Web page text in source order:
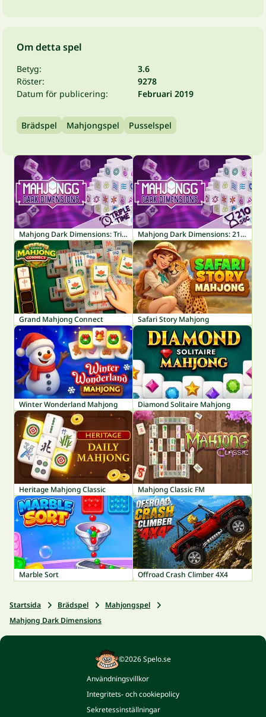
Om detta spel
Betyg:
3.6
Röster:
9278
Datum för publicering:
Februari 2019
Brädspel Mahjongspel Pusselspel
Mahjong Dark Dimensions: Triple Time Mahjong Dark Dimensions: 210 seconds
Grand Mahjong Connect Safari Story Mahjong
Winter Wonderland Mahjong Diamond Solitaire Mahjong
Heritage Mahjong Classic Mahjong Classic FM
Marble Sort Offroad Crash Climber 4X4
Startsida Brädspel
Mahjongspel
Mahjong Dark Dimensions
©2026 Spelo.se
Användningsvillkor
Integritets- och cookiepolicy
Sekretessinställningar